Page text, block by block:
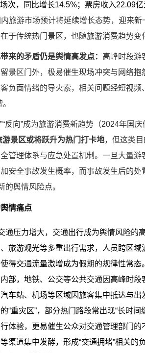
次，同比增长14.5%；票房收入22.09
旅游市场预计将延续增长态势，迎来
于传统热门景区，也随旅游消费趋势变
来的矛盾仍是舆情高发点： 高峰时段游
景区门外，极易催生现场冲突与网络
负面情绪的导火索，相关问题经短视频
反向”成为旅游消费新趋势（2024年国
游景区或将跃升为热门打卡地，但这类
管理体系与应急处置机制。一旦大量
安全事故发生概率，而事故发生后的处
的舆情风险点。
情痛点
通压力增大，交通出行成为舆情风险的
旅游观光等多重出行需求，人员跨区
得交通流量激增成为假期的规律性常
部，地铁、公交等公共交通因高峰时段
车站、机场等区域因旅客集中抵达与出
“重灾区”，部分热门路段常出现“长时
体验，更易催生公众对交通管理部门
渠道集中发酵，形成“交通拥堵”相关的